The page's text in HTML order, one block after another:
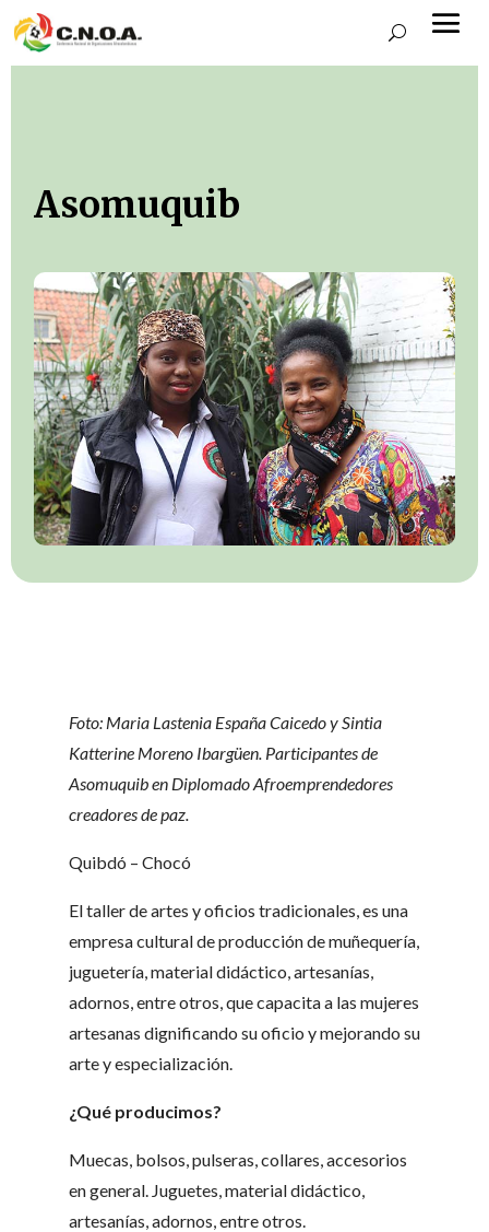
Asomuquib
Foto: Maria Lastenia España Caicedo y Sintia
Katterine Moreno Ibargüen. Participantes de
Asomuquib en Diplomado Afroemprendedores
creadores de paz.
Quibdó – Chocó
El taller de artes y oficios tradicionales, es una
empresa cultural de producción de muñequería,
juguetería, material didáctico, artesanías,
adornos, entre otros, que capacita a las mujeres
artesanas dignificando su oficio y mejorando su
arte y especialización.
¿Qué producimos?
Muecas, bolsos, pulseras, collares, accesorios
en general. Juguetes, material didáctico,
artesanías, adornos, entre otros.